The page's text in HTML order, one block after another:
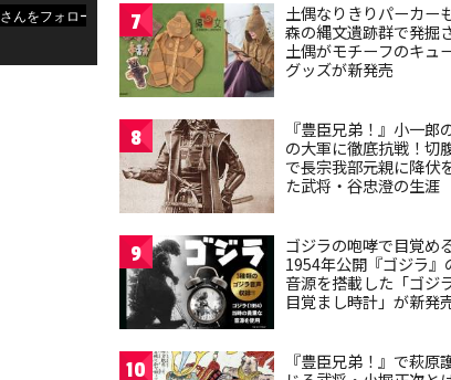
7
土偶なりきりパーカー
森の縄文遺跡群で発掘
土偶がモチーフのキュ
グッズが新発売
8
『豊臣兄弟！』小一郎
の大軍に徹底抗戦！切
で長宗我部元親に降伏
た武将・谷忠澄の生涯
9
ゴジラの咆哮で目覚め
1954年公開『ゴジラ』
音源を搭載した「ゴジ
目覚まし時計」が新発
10
『豊臣兄弟！』で萩原